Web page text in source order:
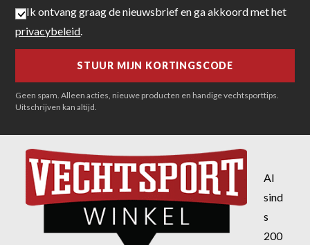
Ik ontvang graag de nieuwsbrief en ga akkoord met het
privacybeleid
Geen spam. Alleen acties, nieuwe producten en handige vechtsporttips.
Uitschrijven kan altijd.
Al
sind
s
200